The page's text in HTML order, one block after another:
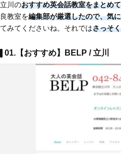
立川のおすすめ英会話教室をまとめ
良教室を編集部が厳選したので、気
てみてくださいね。それではさっそ
01.【おすすめ】BELP / 立川